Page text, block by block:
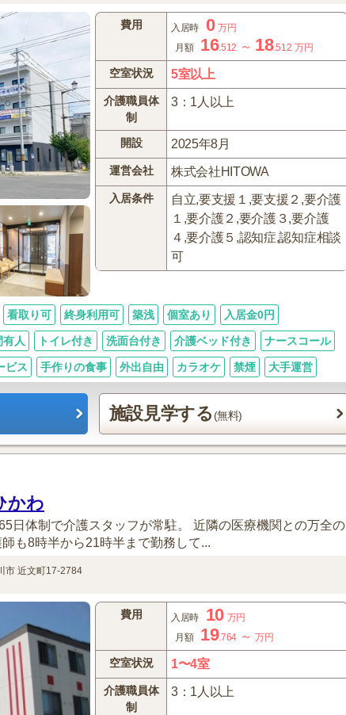
費用 入居時 0 万円
月額
16.512 ～ 18.512 万円
空室状況 5室以上
介護職員体
制
3：1人以上
開設 2025年8月
運営会社 株式会社HITOWA
入居条件
自立,要支援１,要支援２,要介護
１,要介護２,要介護３,要介護
４,要介護５,認知症,認知症相談
可
看取り可 終身利用可 築浅 個室あり 入居金0円
有人 トイレ付き 洗面台付き 介護ベッド付き ナースコール
ビス 手作りの食事 外出自由 カラオケ 禁煙 大手運営
施設見学する (無料)
かわ
日体制で介護スタッフが常駐。 近隣の医療機関との万全の
も8時半から21時半まで勤務して...
市 近文町17-2784
費用 入居時 10 万円
月額
19.764 ～万円
空室状況 1〜4室
介護職員体
制
3：1人以上